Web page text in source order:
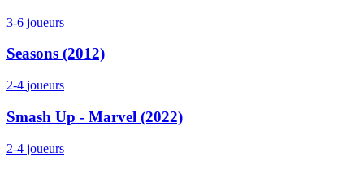
3-6 joueurs
Seasons (2012)
2-4 joueurs
Smash Up - Marvel (2022)
2-4 joueurs